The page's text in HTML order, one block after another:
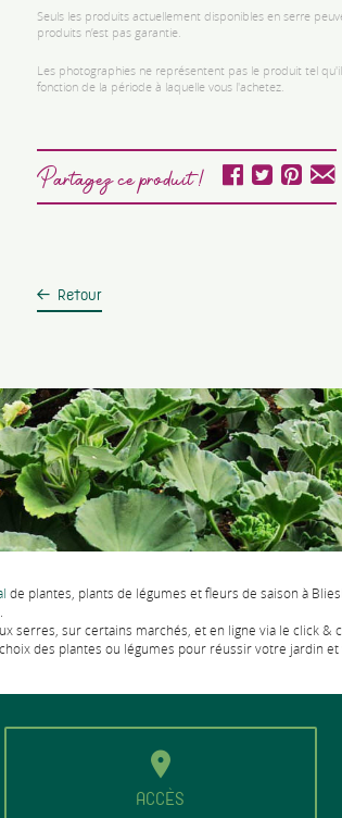
Seuls les produits actuellement disponibles en serre
produits n’est pas garantie.
Les photographies ne représentent pas le produit tel
fonction de la période à laquelle vous l'achetez.
Partagez ce produit !
Retour
de plantes, plants de légumes et fleurs de saison à
.
serres, sur certains marchés, et en ligne via le click &
des plantes ou légumes pour réussir votre jardin
ACCÈS